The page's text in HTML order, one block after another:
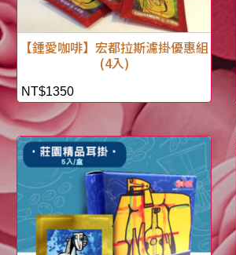
【鍾愛咖啡】宏都拉斯濾掛優惠組
(4入)
NT$1350